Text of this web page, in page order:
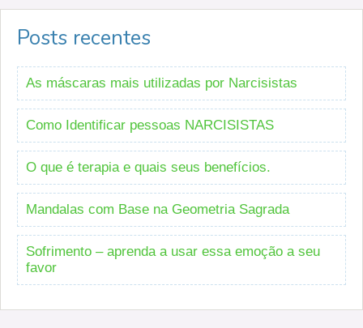
Posts recentes
As máscaras mais utilizadas por Narcisistas
Como Identificar pessoas NARCISISTAS
O que é terapia e quais seus benefícios.
Mandalas com Base na Geometria Sagrada
Sofrimento – aprenda a usar essa emoção a seu
favor